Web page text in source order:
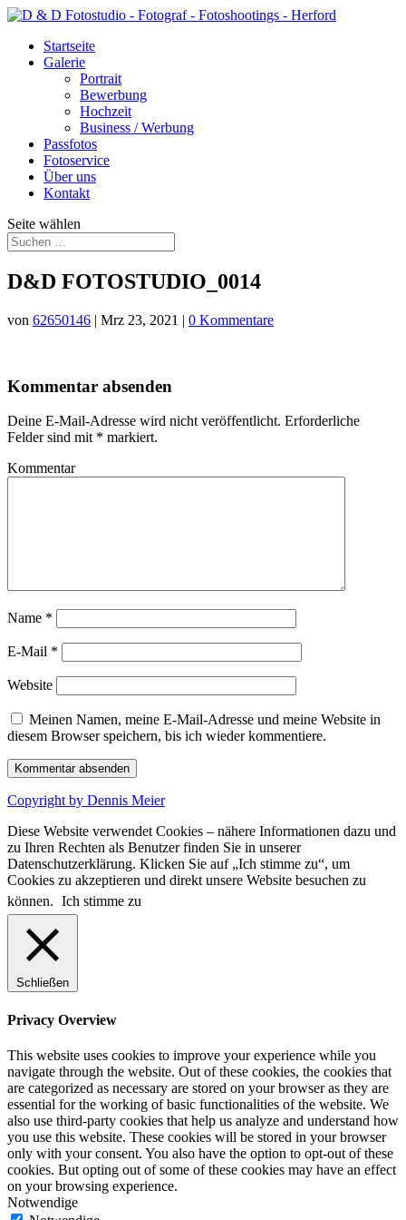
Startseite
Galerie
Portrait
Bewerbung
Hochzeit
Business / Werbung
Passfotos
Fotoservice
Über uns
Kontakt
Seite wählen
D&D FOTOSTUDIO_0014
von 62650146 | Mrz 23, 2021 | 0 Kommentare
Kommentar absenden
Deine E-Mail-Adresse wird nicht veröffentlicht. Erforderliche
Felder sind mit * markiert.
Kommentar
Name *
E-Mail *
Website
Meinen Namen, meine E-Mail-Adresse und meine Website in
diesem Browser speichern, bis ich wieder kommentiere.
Copyright by Dennis Meier
Diese Website verwendet Cookies – nähere Informationen dazu und
zu Ihren Rechten als Benutzer finden Sie in unserer
Datenschutzerklärung. Klicken Sie auf „Ich stimme zu“, um
Cookies zu akzeptieren und direkt unsere Website besuchen zu
können. Ich stimme zu
Schließen
Privacy Overview
This website uses cookies to improve your experience while you
navigate through the website. Out of these cookies, the cookies that
are categorized as necessary are stored on your browser as they are
essential for the working of basic functionalities of the website. We
also use third-party cookies that help us analyze and understand how
you use this website. These cookies will be stored in your browser
only with your consent. You also have the option to opt-out of these
cookies. But opting out of some of these cookies may have an effect
on your browsing experience.
Notwendige